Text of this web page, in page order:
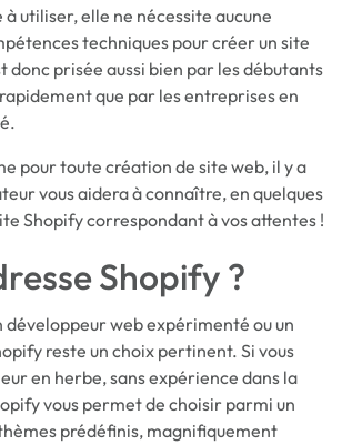
utiliser, elle ne nécessite aucune
techniques pour créer un site
donc prisée aussi bien par les débutants
que par les entreprises en
pour toute création de site web, il y a
vous aidera à connaître, en quelques
Shopify correspondant à vos attentes !
Shopify ?
développeur web expérimenté ou un
reste un choix pertinent. Si vous
en herbe, sans expérience dans la
vous permet de choisir parmi un
prédéfinis, magnifiquement